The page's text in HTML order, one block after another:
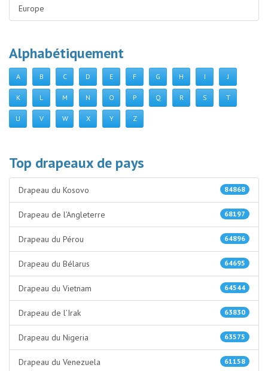
Europe
Alphabétiquement
A B C D E F G H I J
K L M N O P Q R S T
U V W X Y Z
Top drapeaux de pays
84868
Drapeau du Kosovo
68197
Drapeau de l’Angleterre
64896
Drapeau du Pérou
64695
Drapeau du Bélarus
64544
Drapeau du Vietnam
63830
Drapeau de l’Irak
63575
Drapeau du Nigeria
61158
Drapeau du Venezuela